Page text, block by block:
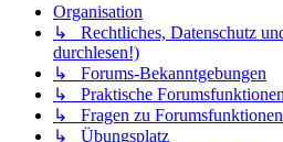
Organisation
↳ Rechtliches, Datenschutz
durchlesen!)
↳ Forums-Bekanntgebungen
↳ Praktische
↳ Fragen zu Forumsfunktionen
↳ Übungsplatz